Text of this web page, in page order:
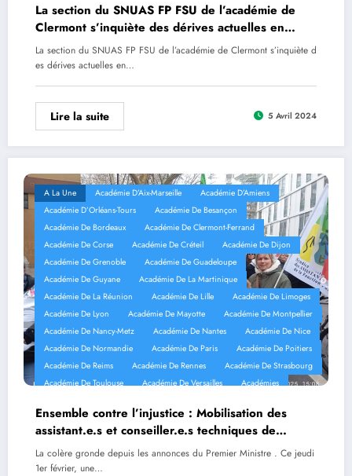
La section du SNUAS FP FSU de l’académie de
Clermont s’inquiète des dérives actuelles en
matière d’accueil des personnes migrantes
La section du SNUAS FP FSU de l’académie de Clermont s’inquiète d
es dérives actuelles en…
Lire la suite 5 Avril 2024
A La Une Académie D’Aix-Marseille
Académie D’Amiens
Académie D’Orléans-Tours
Académie De Besançon
Académie De Bordeaux
Académie De Clermont-Ferrand
Académie De Corse
Académie De Créteil
Académie De Dijon
Académie De Grenoble
Académie De Guadeloupe
Académie De Guyane
Académie De La Martinique
Académie De La Réunion
Académie De Lille
Académie De Limoges
Académie De Lyon
Académie De Mayotte
Académie De Montpellier
Académie De Nancy-Metz
Académie De Nantes
Académie De Nice
Académie De Normandie
Académie De Paris
Académie De Poitiers
Académie De Reims
Académie De Rennes
Académie De Strasbourg
Académie De Toulouse
Académie De Versailles
Académies
Ensemble contre l’injustice : Mobilisation des
assistant.e.s et conseiller.e.s techniques de
l’Éducation Nationale
La colère gronde depuis les annonces du Premier Ministre . Ce jeudi
1er février, une…